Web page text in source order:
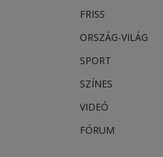
FRISS
ORSZÁG-VILÁG
SPORT
SZÍNES
VIDEÓ
FÓRUM